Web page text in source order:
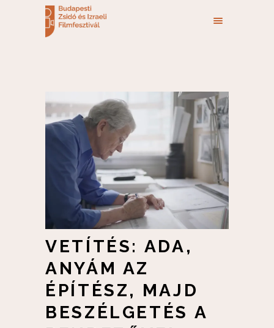
VETÍTÉS: ADA,
ANYÁM AZ
ÉPÍTÉSZ, MAJD
BESZÉLGETÉS A